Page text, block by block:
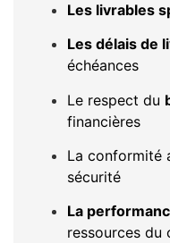
Les livrables
Les délais de
échéances
Le respect du
financières
La conformité
sécurité
La
ressources du